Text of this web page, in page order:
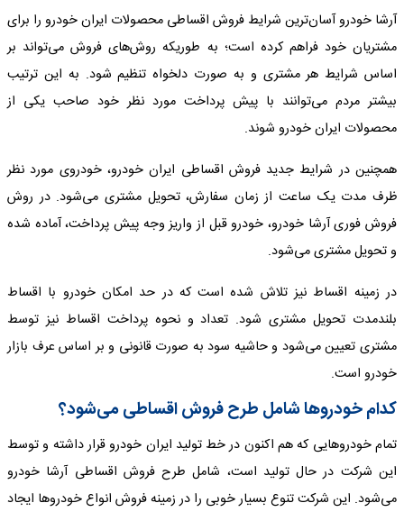
آرشا خودرو آسان‌ترین شرایط فروش اقساطی محصولات ایران خودرو را برای
مشتریان خود فراهم کرده است؛ به طوریکه روش‌های فروش می‌تواند بر
اساس شرایط هر مشتری و به صورت دلخواه تنظیم شود. به این ترتیب
بیشتر مردم می‌توانند با پیش پرداخت مورد نظر خود صاحب یکی از
محصولات ایران خودرو شوند.
همچنین در شرایط جدید فروش اقساطی ایران خودرو، خودروی مورد نظر
ظرف مدت یک ساعت از زمان سفارش، تحویل مشتری می‌شود. در روش
فروش فوری آرشا خودرو، خودرو قبل از واریز وجه پیش پرداخت، آماده شده
و تحویل مشتری می‌شود.
در زمینه اقساط نیز تلاش شده است که در حد امکان خودرو با اقساط
بلندمدت تحویل مشتری شود. تعداد و نحوه پرداخت اقساط نیز توسط
مشتری تعیین می‌شود و حاشیه سود به صورت قانونی و بر اساس عرف بازار
خودرو است.
کدام خودروها شامل طرح فروش اقساطی می‌شود؟
تمام خودروهایی که هم اکنون در خط تولید ایران خودرو قرار داشته و توسط
این شرکت در حال تولید است، شامل طرح فروش اقساطی آرشا خودرو
می‌شود. این شرکت تنوع بسیار خوبی را در زمینه فروش انواع خودروها ایجاد